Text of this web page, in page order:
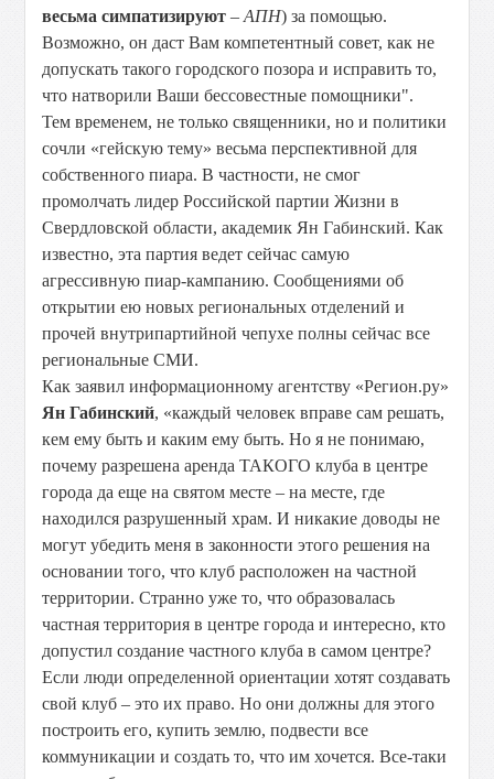
весьма симпатизируют –АПН) за помощью.
Возможно, он даст Вам компетентный совет, как не
допускать такого городского позора и исправить то,
что натворили Ваши бессовестные помощники".
Тем временем, не только священники, но и политики
сочли «гейскую тему» весьма перспективной для
собственного пиара. В частности, не смог
промолчать лидер Российской партии Жизни в
Свердловской области, академик Ян Габинский. Как
известно, эта партия ведет сейчас самую
агрессивную пиар-кампанию. Сообщениями об
открытии ею новых региональных отделений и
прочей внутрипартийной чепухе полны сейчас все
региональные СМИ.
Как заявил информационному агентству «Регион.ру»
Ян Габинский, «каждый человек вправе сам решать,
кем ему быть и каким ему быть. Но я не понимаю,
почему разрешена аренда ТАКОГО клуба в центре
города да еще на святом месте – на месте, где
находился разрушенный храм. И никакие доводы не
могут убедить меня в законности этого решения на
основании того, что клуб расположен на частной
территории. Странно уже то, что образовалась
частная территория в центре города и интересно, кто
допустил создание частного клуба в самом центре?
Если люди определенной ориентации хотят создавать
свой клуб – это их право. Но они должны для этого
построить его, купить землю, подвести все
коммуникации и создать то, что им хочется. Все-таки